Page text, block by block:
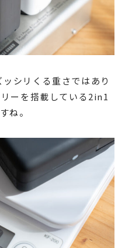
シリくる重さではあり
ーを搭載している2in1
ね。